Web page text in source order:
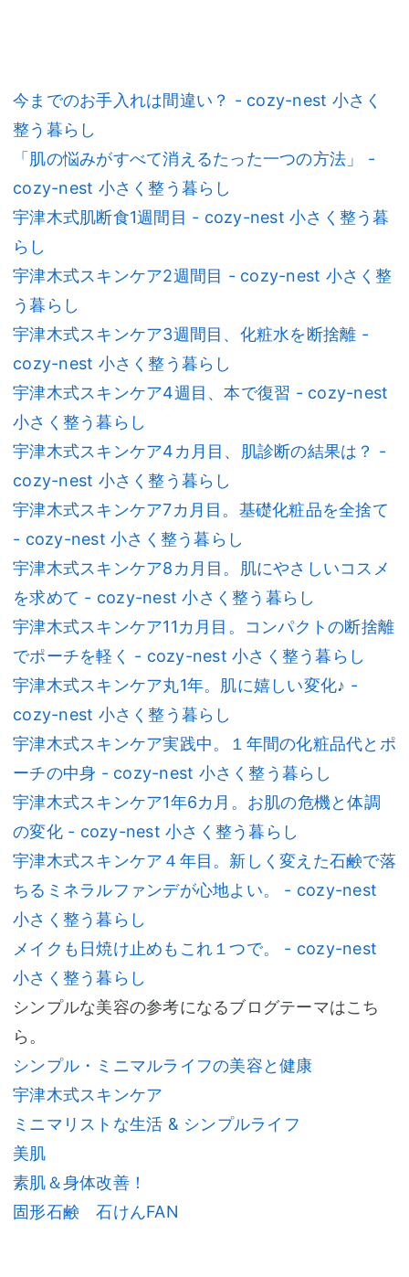
今までのお手入れは間違い？ - cozy-nest 小さく
整う暮らし
「肌の悩みがすべて消えるたった一つの方法」 -
cozy-nest 小さく整う暮らし
宇津木式肌断食1週間目 - cozy-nest 小さく整う暮
らし
宇津木式スキンケア2週間目 - cozy-nest 小さく整
う暮らし
宇津木式スキンケア3週間目、化粧水を断捨離 -
cozy-nest 小さく整う暮らし
宇津木式スキンケア4週目、本で復習 - cozy-nest
小さく整う暮らし
宇津木式スキンケア4カ月目、肌診断の結果は？ -
cozy-nest 小さく整う暮らし
宇津木式スキンケア7カ月目。基礎化粧品を全捨て
- cozy-nest 小さく整う暮らし
宇津木式スキンケア8カ月目。肌にやさしいコスメ
を求めて - cozy-nest 小さく整う暮らし
宇津木式スキンケア11カ月目。コンパクトの断捨離
でポーチを軽く - cozy-nest 小さく整う暮らし
宇津木式スキンケア丸1年。肌に嬉しい変化♪ -
cozy-nest 小さく整う暮らし
宇津木式スキンケア実践中。１年間の化粧品代とポ
ーチの中身 - cozy-nest 小さく整う暮らし
宇津木式スキンケア1年6カ月。お肌の危機と体調
の変化 - cozy-nest 小さく整う暮らし
宇津木式スキンケア４年目。新しく変えた石鹸で落
ちるミネラルファンデが心地よい。 - cozy-nest
小さく整う暮らし
メイクも日焼け止めもこれ１つで。 - cozy-nest
小さく整う暮らし
シンプルな美容の参考になるブログテーマはこち
ら。
シンプル・ミニマルライフの美容と健康
宇津木式スキンケア
ミニマリストな生活 & シンプルライフ
美肌
素肌＆身体改善！
固形石鹸 石けんFAN